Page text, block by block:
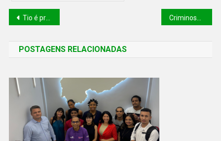
Tio é preso suspeito de estuprar sobrinha de 4 anos no Litoral do Piauí
POSTAGENS RELACIONADAS